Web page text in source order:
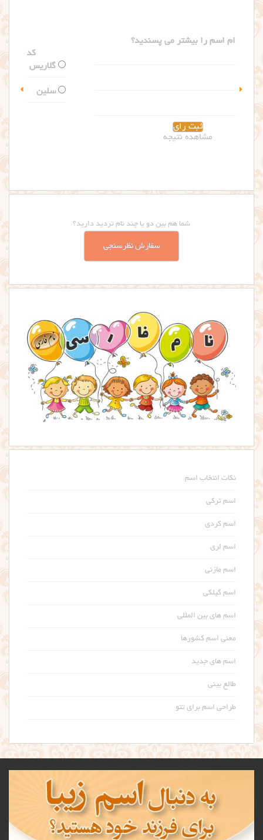
شما هم بین دو یا چند نام تردید دارید؟
سفارش نظرسنجی
نکات انتخاب اسم
اسم ترکی
اسم کردی
اسم لری
اسم مازنی
اسم گیلکی
اسم های بین المللی
معنی اسم کشورها
اسم های جدید
طالع بینی
طراحی اسم برای تتو